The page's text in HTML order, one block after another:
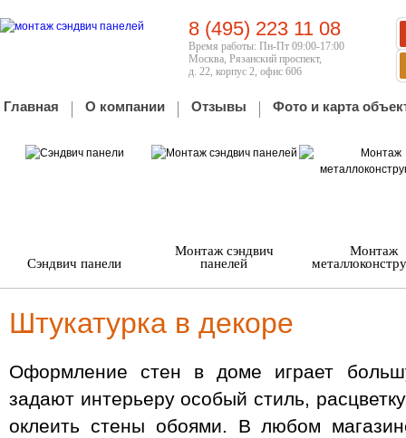
8 (495) 223 11 08
Время работы: Пн-Пт 09:00-17:00
Москва, Рязанский проспект,
д. 22, корпус 2, офис 606
Главная О компании Отзывы Фото и карта
Сэндвич панели
Монтаж сэндвич
панелей
Монтаж
Штукатурка в декоре
Оформление стен в доме играет
задают интерьеру особый стиль,
оклеить стены обоями. В любом